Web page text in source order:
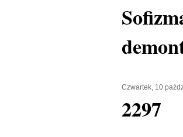
Czwartek, 10
2297